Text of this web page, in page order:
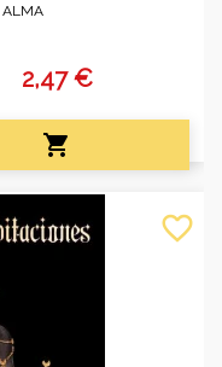
ALMA
2,47 €

favorite_border